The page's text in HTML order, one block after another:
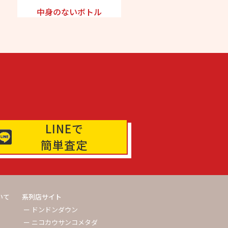
中身のないボトル
LINEで
簡単査定
て
系列店サイト
ー ドンドンダウン
ー ニコカウサンコメタダ